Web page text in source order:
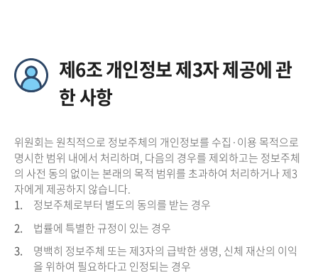
제6조 개인정보 제3자 제공에 관
한 사항
위원회는 원칙적으로 정보주체의 개인정보를 수집·이용 목적으로
명시한 범위 내에서 처리하며, 다음의 경우를 제외하고는 정보주체
의 사전 동의 없이는 본래의 목적 범위를 초과하여 처리하거나 제3
자에게 제공하지 않습니다.
1.
정보주체로부터 별도의 동의를 받는 경우
2.
법률에 특별한 규정이 있는 경우
3.
명백히 정보주체 또는 제3자의 급박한 생명, 신체 재산의 이익
을 위하여 필요하다고 인정되는 경우